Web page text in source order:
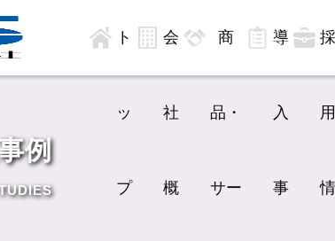
ト
ッ
プ
会
社
概
商
品・
サー
導
入
事
採
用
情
例